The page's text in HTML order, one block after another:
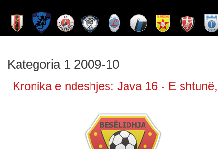
Kategoria 1 2009-10
Kronika e ndeshjes: Java 16 - E